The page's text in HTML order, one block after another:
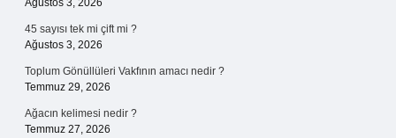
Ağustos 3, 2026
45 sayısı tek mi çift mi ?
Ağustos 3, 2026
Toplum Gönüllüleri Vakfının amacı nedir ?
Temmuz 29, 2026
Ağacın kelimesi nedir ?
Temmuz 27, 2026